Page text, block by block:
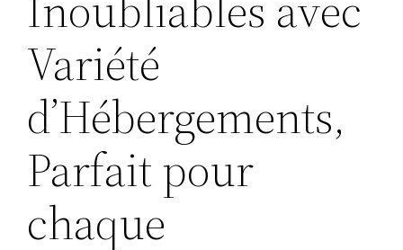
Variété
d’Hébergements,
Parfait pour
chaque